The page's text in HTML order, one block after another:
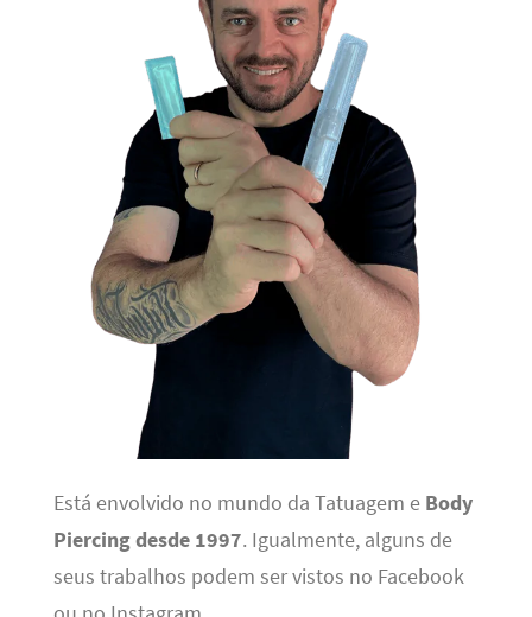
Está envolvido no mundo da Tatuagem e Body
Piercing desde 1997. Igualmente, alguns de
seus trabalhos podem ser vistos no Facebook